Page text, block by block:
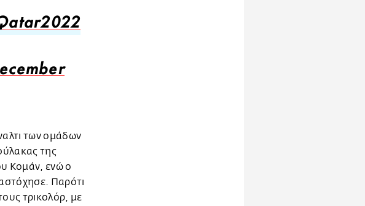
των ομάδων
της
Κομάν, ενώ ο
Παρότι
τρικολόρ, με